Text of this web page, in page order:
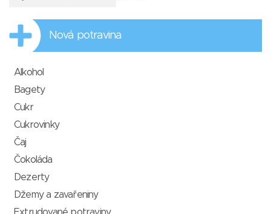
Nová potravina
Alkohol
Bagety
Cukr
Cukrovinky
Čaj
Čokoláda
Dezerty
Džemy a zavařeniny